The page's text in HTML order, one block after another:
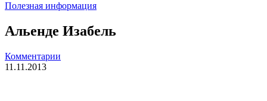
Полезная информация
Альенде Изабель
Комментарии
11.11.2013